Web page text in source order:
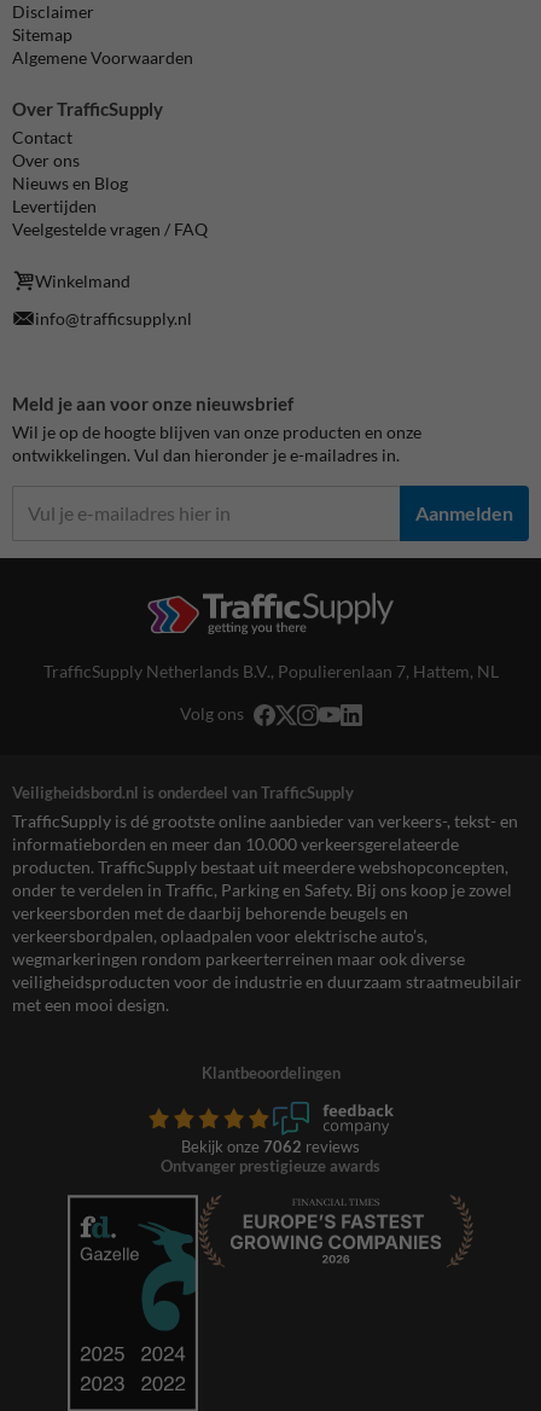
Disclaimer
Sitemap
Algemene Voorwaarden
Over TrafficSupply
Contact
Over ons
Nieuws en Blog
Levertijden
Veelgestelde vragen / FAQ
Winkelmand
info@trafficsupply.nl
Meld je aan voor onze nieuwsbrief
Wil je op de hoogte blijven van onze producten en onze
ontwikkelingen. Vul dan hieronder je e-mailadres in.
Aanmelden
TrafficSupply Netherlands B.V., Populierenlaan 7, Hattem, NL
Volg ons
Veiligheidsbord.nl is onderdeel van TrafficSupply
TrafficSupply is dé grootste online aanbieder van verkeers-, tekst- en
informatieborden en meer dan 10.000 verkeersgerelateerde
producten. TrafficSupply bestaat uit meerdere webshopconcepten,
onder te verdelen in Traffic, Parking en Safety. Bij ons koop je zowel
verkeersborden met de daarbij behorende beugels en
verkeersbordpalen, oplaadpalen voor elektrische auto’s,
wegmarkeringen rondom parkeerterreinen maar ook diverse
veiligheidsproducten voor de industrie en duurzaam straatmeubilair
met een mooi design.
Klantbeoordelingen
Bekijk onze 7062 reviews
Ontvanger prestigieuze awards